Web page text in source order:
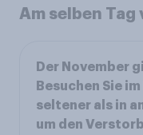
Am selben
Der November
Besuchen Sie
seltener als in
um den